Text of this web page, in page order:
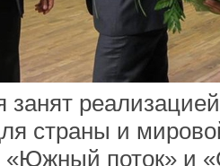
занят
страны и
«Южный поток» и